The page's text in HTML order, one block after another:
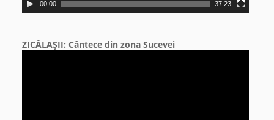
00:00 37:23
ZICĂLAŞII: Cântece din zona Sucevei